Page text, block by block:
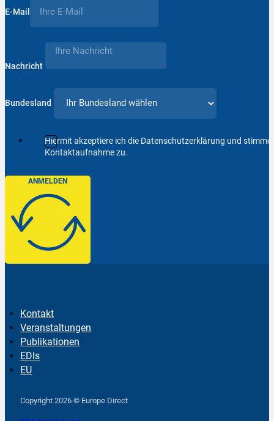
E-Mail
Nachricht
Bundesland
Hiermit akzeptiere ich die Datenschutzerklärung und
Kontaktaufnahme zu.
ANMELDEN
Kontakt
Veranstaltungen
Publikationen
EDIs
EU
Copyright 2026 © Europe Direct